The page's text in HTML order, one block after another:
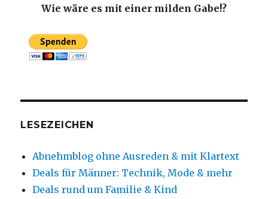
Wie wäre es mit einer milden Gabe!?
LESEZEICHEN
Abnehmblog ohne Ausreden & mit Klartext
Deals für Männer: Technik, Mode & mehr
Deals rund um Familie & Kind